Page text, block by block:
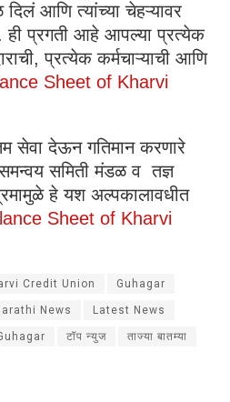
दिलं आणि त्यांच्या चेहऱ्यावर
ही प्रगती आहे आपल्या प्रत्येक
प्रत्येक कर्मचाऱ्याची आणि
Sheet of Kharvi
सेवा देऊन गतिमान करणारे
समिती मंडळ व तज्ञ
हे यश अल्पकालावधीत
Sheet of Kharvi
Credit Union Guhagar
News Latest News
टॉप न्युज ताज्या बातम्या